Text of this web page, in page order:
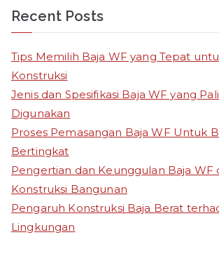
Recent Posts
Tips Memilih Baja WF yang Tepat
Konstruksi
Jenis dan Spesifikasi Baja WF yang
Digunakan
Proses Pemasangan Baja WF Untuk
Bertingkat
Pengertian dan Keunggulan Baja WF
Konstruksi Bangunan
Pengaruh Konstruksi Baja Berat
Lingkungan